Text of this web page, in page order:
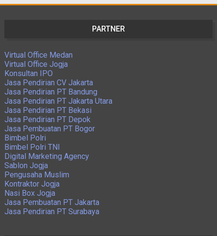
PARTNER
Virtual Office Medan
Virtual Office Jogja
Konsultan IPO
Jasa Pendirian CV Jakarta
Jasa Pendirian PT Bandung
Jasa Pendirian PT Jakarta Utara
Jasa Pendirian PT Bekasi
Jasa Pendirian PT Depok
Jasa Pembuatan PT Bogor
Bimbel Polri
Bimbel Polri TNI
Digital Marketing Agency
Sablon Jogja
Pengusaha Muslim
Kontraktor Jogja
Nasi Box Jogja
Jasa Pembuatan PT Jakarta
Jasa Pendirian PT Surabaya